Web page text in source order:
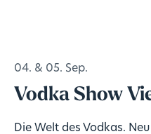
04. & 05. Sep.
Vodka Show
Die Welt des Vodkas.